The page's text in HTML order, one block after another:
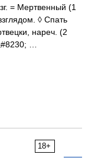
= Мертвенный (1
◊ Спать
нареч. (2
…
18+